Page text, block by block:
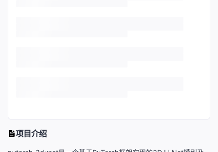
项目介绍